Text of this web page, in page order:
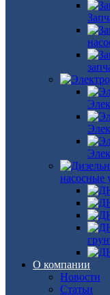
насосные
О компании
Новости
Статьи